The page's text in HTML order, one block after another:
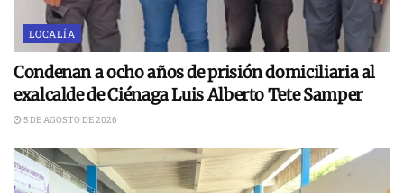
LOCALÍA
Condenan a ocho años de prisión domiciliaria al
exalcalde de Ciénaga Luis Alberto Tete Samper
5 DE AGOSTO DE 2026